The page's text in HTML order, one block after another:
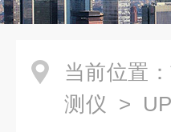
当前位置：
测仪 >